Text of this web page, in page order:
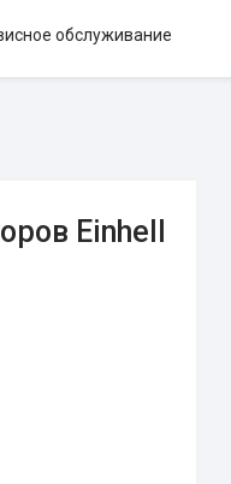
обслуживание
Einhell